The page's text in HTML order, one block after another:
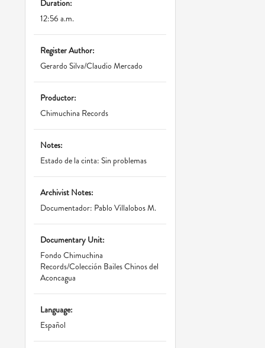
Duration:
12:56 a.m.
Register Author:
Gerardo Silva/Claudio Mercado
Productor:
Chimuchina Records
Notes:
Estado de la cinta: Sin problemas
Archivist Notes:
Documentador: Pablo Villalobos M.
Documentary Unit:
Fondo Chimuchina
Records/Colección Bailes Chinos del
Aconcagua
Language:
Español